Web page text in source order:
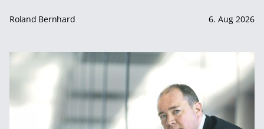
Roland Bernhard 6. Aug 2026